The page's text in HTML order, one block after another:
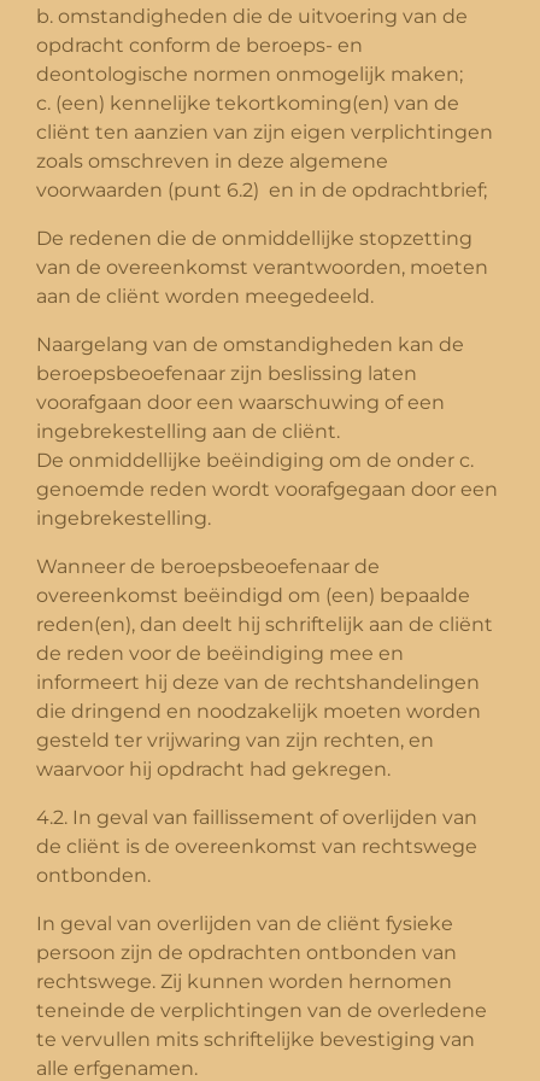
b. omstandigheden die de uitvoering van de
opdracht conform de beroeps- en
deontologische normen onmogelijk maken;
c. (een) kennelijke tekortkoming(en) van de
cliënt ten aanzien van zijn eigen verplichtingen
zoals omschreven in deze algemene
voorwaarden (punt 6.2) en in de opdrachtbrief;
De redenen die de onmiddellijke stopzetting
van de overeenkomst verantwoorden, moeten
aan de cliënt worden meegedeeld.
Naargelang van de omstandigheden kan de
beroepsbeoefenaar zijn beslissing laten
voorafgaan door een waarschuwing of een
ingebrekestelling aan de cliënt.
De onmiddellijke beëindiging om de onder c.
genoemde reden wordt voorafgegaan door een
ingebrekestelling.
Wanneer de beroepsbeoefenaar de
overeenkomst beëindigd om (een) bepaalde
reden(en), dan deelt hij schriftelijk aan de cliënt
de reden voor de beëindiging mee en
informeert hij deze van de rechtshandelingen
die dringend en noodzakelijk moeten worden
gesteld ter vrijwaring van zijn rechten, en
waarvoor hij opdracht had gekregen.
4.2. In geval van faillissement of overlijden van
de cliënt is de overeenkomst van rechtswege
ontbonden.
In geval van overlijden van de cliënt fysieke
persoon zijn de opdrachten ontbonden van
rechtswege. Zij kunnen worden hernomen
teneinde de verplichtingen van de overledene
te vervullen mits schriftelijke bevestiging van
alle erfgenamen.